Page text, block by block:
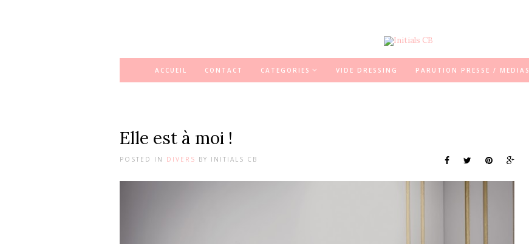
ACCUEIL CONTACT CATEGORIES VIDE DRESSING PARUTION PRESSE / MEDIAS
Elle est à moi !
POSTED IN DIVERS BY INITIALS CB